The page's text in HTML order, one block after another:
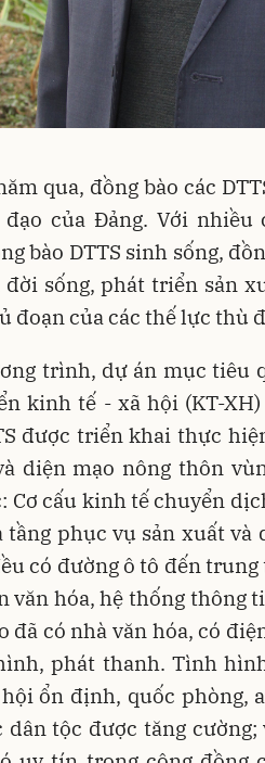
qua, đồng bào các
của Đảng. Với
bào DTTS sinh sống,
sống, phát triển sản
đoạn của các thế lực thù
trình, dự án mục tiêu
kinh tế - xã hội (KT-
được triển khai thực
diện mạo nông thôn
Cơ cấu kinh tế chuyển
tầng phục vụ sản xuất
có đường ô tô đến
văn hóa, hệ thống thông
đã có nhà văn hóa, có
phát thanh. Tình
ổn định, quốc phòng,
dân tộc được tăng